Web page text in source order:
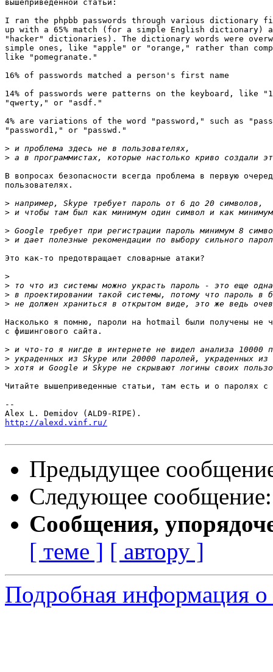
вышеприведенной статьи:
I ran the phpbb passwords through various dictionary
up with a 65% match (for a simple English dictionary)
"hacker" dictionaries). The dictionary words were
simple ones, like "apple" or "orange," rather than
like "pomegranate."
16% of passwords matched a person's first name
14% of passwords were patterns on the keyboard, like
"qwerty," or "asdf."
4% are variations of the word "password," such as
"password1," or "passwd."
>
>
В вопросах безопасности всегда проблема в первую
пользователях.
>
>
>
>
Это как-то предотвращает словарные атаки?
>
>
>
>
Насколько я помню, пароли на hotmail были получены не
с фишингового сайта.
>
>
>
Читайте вышеприведенные статьи, там есть и о паролях с
--
http://alexd.vinf.ru/
Предыдущее
Следующее
Сообщения,
[ теме ] [ автору ]
Подробная информация